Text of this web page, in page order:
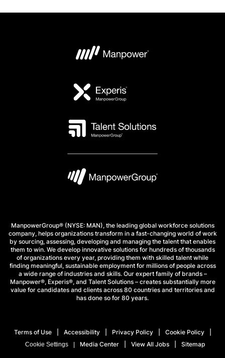
ManpowerGroup® (NYSE: MAN), the leading global workforce solutions
company, helps organizations transform in a fast-changing world of work
by sourcing, assessing, developing and managing the talent that enables
them to win. We develop innovative solutions for hundreds of thousands
of organizations every year, providing them with skilled talent while
finding meaningful, sustainable employment for millions of people across
a wide range of industries and skills. Our expert family of brands –
Manpower®, Experis®, and Talent Solutions – creates substantially more
value for candidates and clients across 80 countries and territories and
has done so for 80 years.
Terms of Use Accessibility Privacy Policy Cookie Policy
Cookie Settings Media Center View All Jobs Sitemap